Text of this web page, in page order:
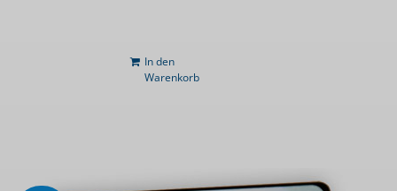
In den
Warenkorb